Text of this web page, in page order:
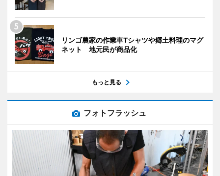
リンゴ農家の作業車Tシャツや郷土料理のマグ
ネット 地元民が商品化
もっと見る
フォトフラッシュ